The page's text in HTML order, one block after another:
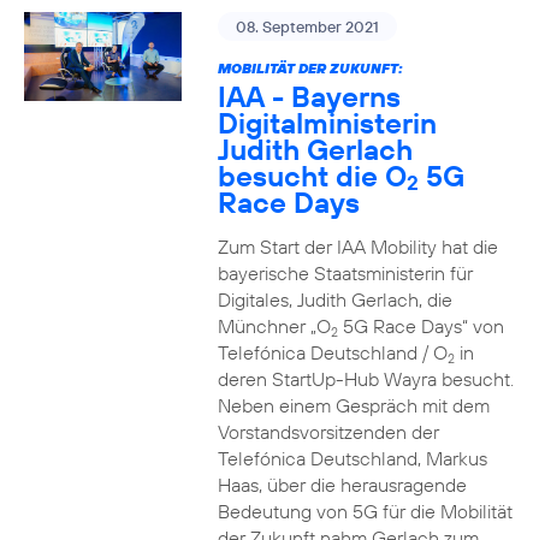
08. September 2021
MOBILITÄT DER ZUKUNFT:
IAA - Bayerns
Digitalministerin
Judith Gerlach
besucht die O2 5G
Race Days
Zum Start der IAA Mobility hat die
bayerische Staatsministerin für
Digitales, Judith Gerlach, die
Münchner „O25G Race Days“ von
Telefónica Deutschland / O2in
deren StartUp-Hub Wayra besucht.
Neben einem Gespräch mit dem
Vorstandsvorsitzenden der
Telefónica Deutschland, Markus
Haas, über die herausragende
Bedeutung von 5G für die Mobilität